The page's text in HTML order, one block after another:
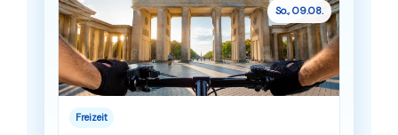
So., 09.08.
Freizeit